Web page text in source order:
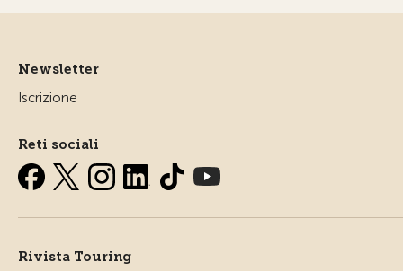
Newsletter
Iscrizione
Reti sociali
Rivista Touring